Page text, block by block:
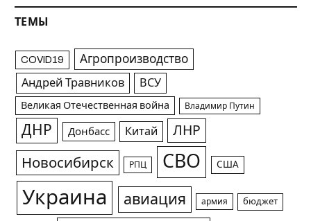
ТЕМЫ
COVID19 Агропроизводство
Андрей Травников ВСУ
Великая Отечественная война Владимир Путин
ДНР Донбасс Китай ЛНР
Новосибирск РПЦ СВО США
Украина авиация армия бюджет